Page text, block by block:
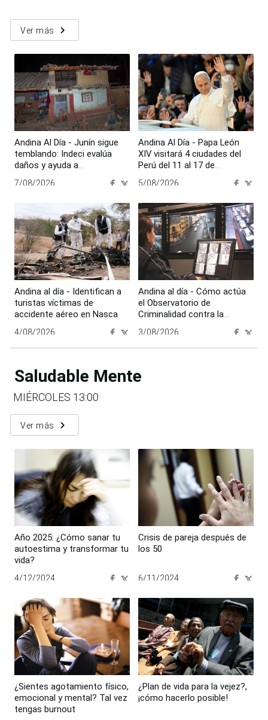
navigate_next
Ver más
Andina Al Día - Junín sigue
temblando: Indeci evalúa
daños y ayuda a
sismo
7/08/2026
Andina Al Día - Papa León
XIV visitará 4 ciudades del
Perú del 11 al 17 de
5/08/2026
Andina al día - Identifican a
turistas víctimas de
accidente aéreo en Nasca
4/08/2026
Andina al día - Cómo actúa
el Observatorio de
Criminalidad contra la
3/08/2026
Saludable Mente
MIÉRCOLES 13:00
navigate_next
Ver más
Año 2025: ¿Cómo sanar tu
autoestima y transformar tu
vida?
4/12/2024
Crisis de pareja después de
los 50
6/11/2024
¿Sientes agotamiento físico,
emocional y mental? Tal vez
tengas burnout
¿Plan de vida para la vejez?,
¡cómo hacerlo posible!